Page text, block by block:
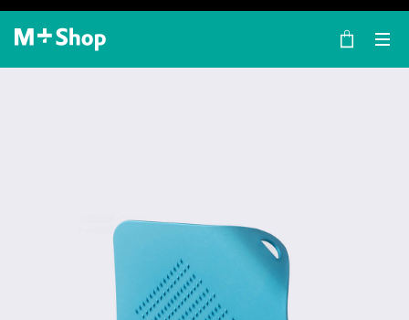
×
M+ Shop